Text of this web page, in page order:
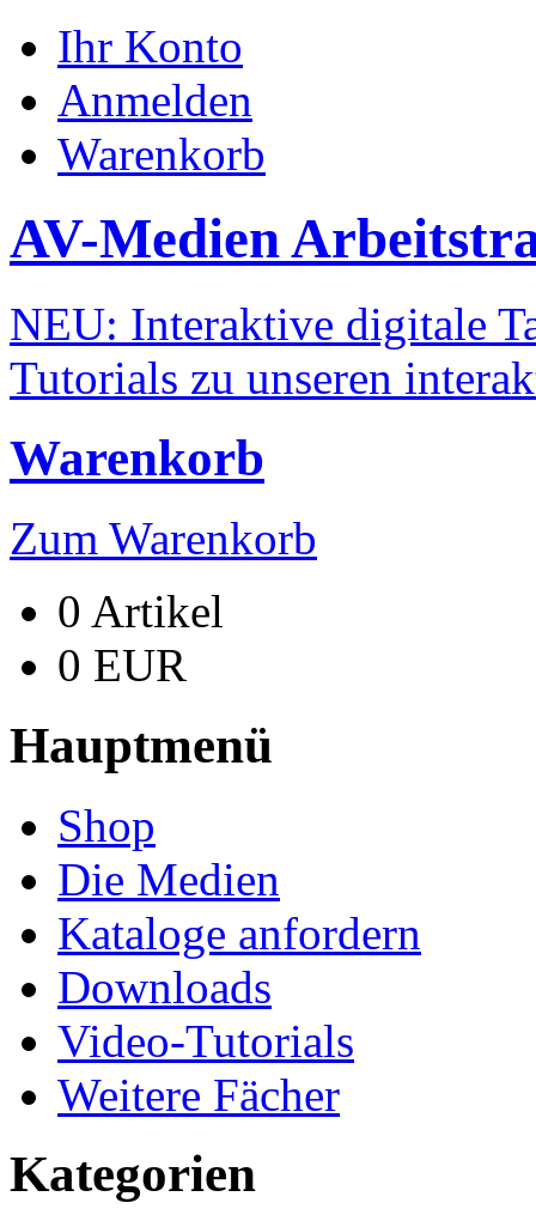
Ihr Konto
Anmelden
Warenkorb
AV-Medien
NEU: Interaktive digitale
Tutorials zu unseren
Warenkorb
Zum Warenkorb
0 Artikel
0 EUR
Hauptmenü
Shop
Die Medien
Kataloge anfordern
Downloads
Video-Tutorials
Weitere Fächer
Kategorien